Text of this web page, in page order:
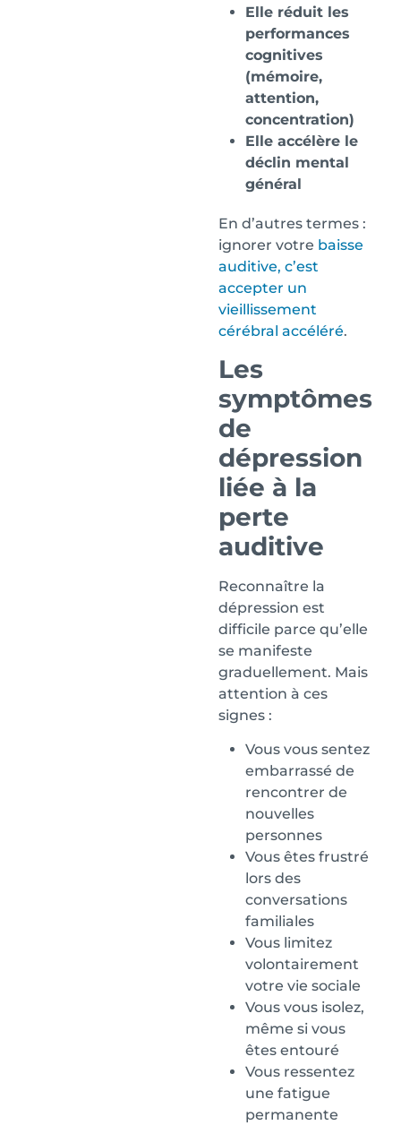
Elle réduit les
performances
cognitives
(mémoire,
attention,
concentration)
Elle accélère le
déclin mental
général
En d’autres termes :
ignorer votre baisse
auditive, c’est
accepter un
vieillissement
cérébral accéléré.
Les
symptômes
de
dépression
liée à la
perte
auditive
Reconnaître la
dépression est
difficile parce qu’elle
se manifeste
graduellement. Mais
attention à ces
signes :
Vous vous sentez
embarrassé de
rencontrer de
nouvelles
personnes
Vous êtes frustré
lors des
conversations
familiales
Vous limitez
volontairement
votre vie sociale
Vous vous isolez,
même si vous
êtes entouré
Vous ressentez
une fatigue
permanente